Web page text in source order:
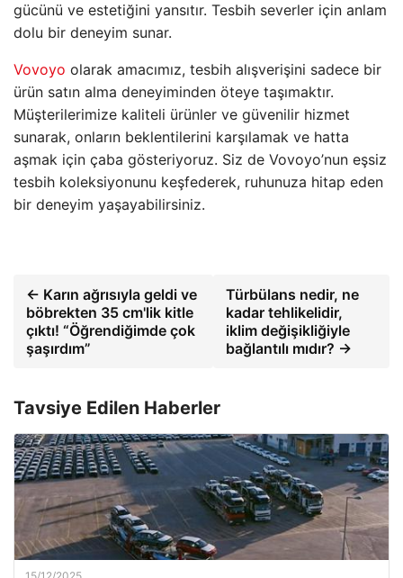
gücünü ve estetiğini yansıtır. Tesbih severler için anlam
dolu bir deneyim sunar.
Vovoyo olarak amacımız, tesbih alışverişini sadece bir
ürün satın alma deneyiminden öteye taşımaktır.
Müşterilerimize kaliteli ürünler ve güvenilir hizmet
sunarak, onların beklentilerini karşılamak ve hatta
aşmak için çaba gösteriyoruz. Siz de Vovoyo’nun eşsiz
tesbih koleksiyonunu keşfederek, ruhunuza hitap eden
bir deneyim yaşayabilirsiniz.
← Karın ağrısıyla geldi ve
böbrekten 35 cm'lik kitle
çıktı! “Öğrendiğimde çok
şaşırdım”
Türbülans nedir, ne
kadar tehlikelidir,
iklim değişikliğiyle
bağlantılı mıdır? →
Tavsiye Edilen Haberler